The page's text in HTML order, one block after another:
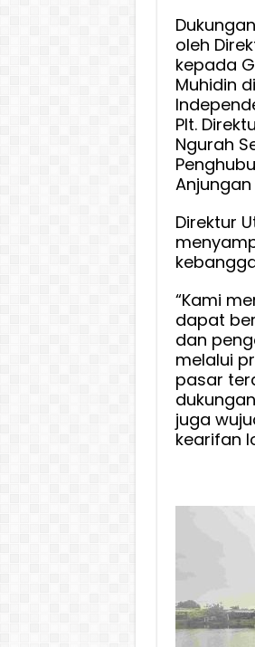
oleh
kepada
Muhidin
Plt.
Ngurah
Anjungan
Direktur
“Kami
dapat
dan
melalui
pasar
juga
kearifan